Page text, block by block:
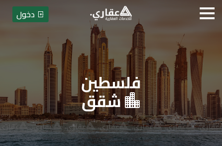
عقاري للخدمات العقارية -
فلسطين
شقق
دخول